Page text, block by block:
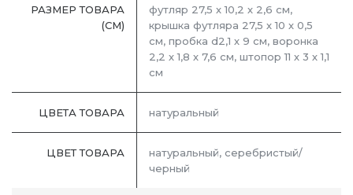
РАЗМЕР ТОВАРА
(СМ)
футляр 27,5 х 10,2 х 2,6 см,
крышка футляра 27,5 х 10 х 0,5
см, пробка d2,1 х 9 см, воронка
2,2 х 1,8 х 7,6 см, штопор 11 х 3 х 1,1
см
ЦВЕТА ТОВАРА натуральный
ЦВЕТ ТОВАРА
натуральный, серебристый/
черный